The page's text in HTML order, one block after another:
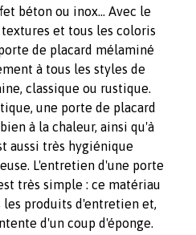
béton ou inox... Avec le
et tous les coloris
de placard mélaminé
à tous les styles de
classique ou rustique.
une porte de placard
à la chaleur, ainsi qu'à
aussi très hygiénique
L'entretien d'une porte
très simple : ce matériau
les produits d'entretien et,
d'un coup d'éponge.